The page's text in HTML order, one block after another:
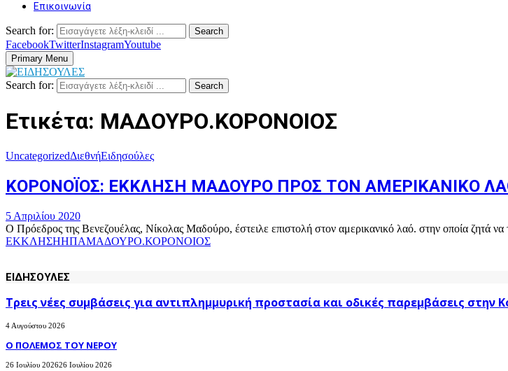
Επικοινωνία
Search for: Search
FacebookTwitterInstagramYoutube
Primary Menu
Search for: Search
Ετικέτα: ΜΑΔΟΥΡΟ.ΚΟΡΟΝΟΙΟΣ
UncategorizedΔιεθνήΕιδησούλες
ΚΟΡΟΝΟΪΟΣ: ΕΚΚΛΗΣΗ ΜΑΔΟΥΡΟ ΠΡΟΣ ΤΟΝ ΑΜΕΡΙΚΑΝΙΚΟ
5 Απριλίου 2020
Ο Πρόεδρος της Βενεζουέλας, Νίκολας Μαδούρο, έστειλε επιστολή στον αμερικανικό λαό. στην οποία ζητά να
ΕΚΚΛΗΣΗΗΠΑΜΑΔΟΥΡΟ.ΚΟΡΟΝΟΙΟΣ
ΕΙΔΗΣΟΥΛΕΣ
Τρεις νέες συμβάσεις για αντιπλημμυρική προστασία και οδικές παρεμβάσεις στην
4 Αυγούστου 2026
Ο ΠΟΛΕΜΟΣ ΤΟΥ ΝΕΡΟΥ
26 Ιουλίου 202626 Ιουλίου 2026